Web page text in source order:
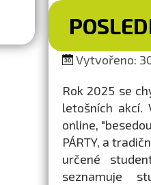
Vytvořeno:
Rok 2025 se
letošních akcí.
online,
PÁRTY, a
určené
seznamuje